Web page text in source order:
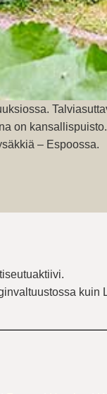
on
– Espoossa.